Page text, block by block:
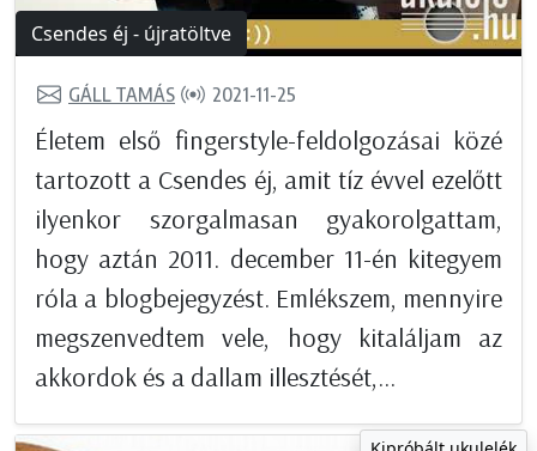
Csendes éj - újratöltve
GÁLL TAMÁS 2021-11-25
Életem első fingerstyle-feldolgozásai közé
tartozott a Csendes éj, amit tíz évvel ezelőtt
ilyenkor szorgalmasan gyakorolgattam,
hogy aztán 2011. december 11-én kitegyem
róla a blogbejegyzést. Emlékszem, mennyire
megszenvedtem vele, hogy kitaláljam az
akkordok és a dallam illesztését,...